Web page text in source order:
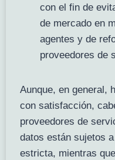
con el fin de
de mercado en
agentes y de
proveedores de
Aunque, en general,
con satisfacción,
proveedores de
datos están sujetos
estricta, mientras